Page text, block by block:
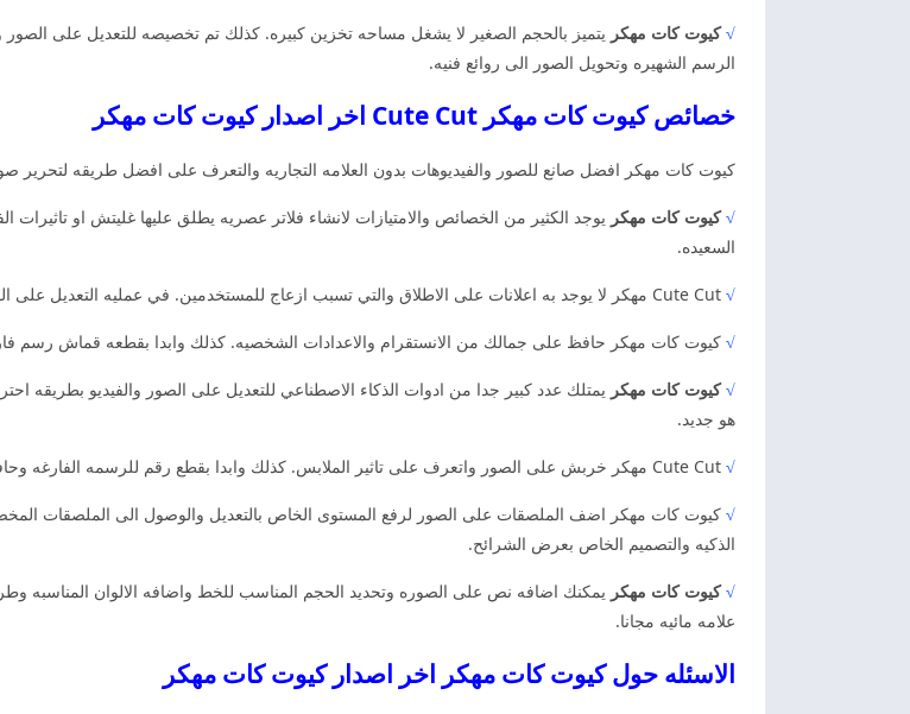
√ كيوت كات مهكر يتميز بالحجم الصغير لا يشغل مساحه تخزين كبيره. كذلك تم تخصيصه للتعديل على الصور
الرسم الشهيره وتحويل الصور الى روائع فنيه.
خصائص كيوت كات مهكر Cute Cut اخر اصدار كيوت كات مهكر
كيوت كات مهكر افضل صانع للصور والفيديوهات بدون العلامه التجاريه والتعرف على افضل طريقه لتحرير
√ كيوت كات مهكر يوجد الكثير من الخصائص والامتيازات لانشاء فلاتر عصريه يطلق عليها غليتش او تاثيرات
السعيده.
√
√ كيوت كات مهكر حافظ على جمالك من الانستقرام والاعدادات الشخصيه. كذلك وابدا بقطعه قماش رسم
√ كيوت كات مهكر يمتلك عدد كبير جدا من ادوات الذكاء الاصطناعي للتعديل على الصور والفيديو بطريقه
هو جديد.
√
√ كيوت كات مهكر اضف الملصقات على الصور لرفع المستوى الخاص بالتعديل والوصول الى الملصقات المخصصه
الذكيه والتصميم الخاص بعرض الشرائح.
√ كيوت كات مهكر يمكنك اضافه نص على الصوره وتحديد الحجم المناسب للخط واضافه الالوان المناسبه
علامه مائيه مجانا.
الاسئله حول كيوت كات مهكر اخر اصدار كيوت كات مهكر